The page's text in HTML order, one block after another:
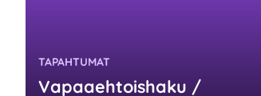
Vapaaehtoishaku /
KATEGORIA:
TAPAHTUMAT